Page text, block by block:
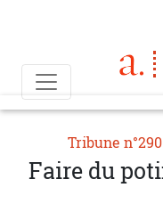
Aller au contenu
Tribune n°290
Faire du